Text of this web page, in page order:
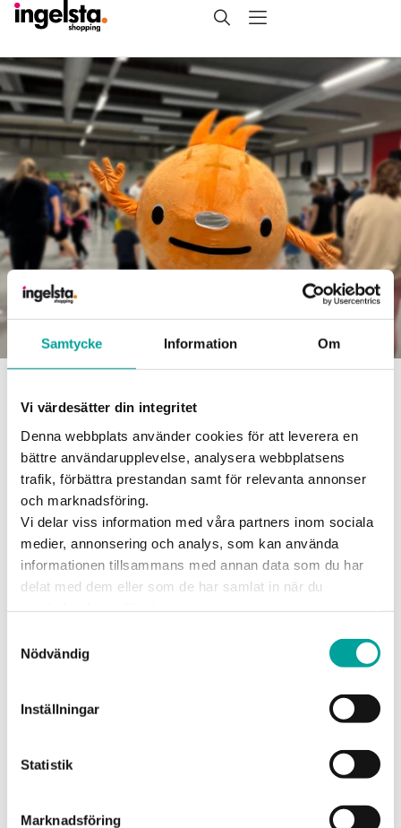
Samtycke Information Om
Vi värdesätter din integritet
Denna webbplats använder cookies för att leverera en
bättre användarupplevelse, analysera webbplatsens
trafik, förbättra prestandan samt för relevanta annonser
och marknadsföring.
Vi delar viss information med våra partners inom sociala
medier, annonsering och analys, som kan använda
informationen tillsammans med annan data som du har
delat med dem eller som de har samlat in när du
Nödvändig
Inställningar
Statistik
Marknadsföring
Publicerad10 mars 2025
Inge gympade till
förmån för
Barncancerfonden
Den 8 mars deltog Ingelsta Shoppings
maskot Inge i familjegympa på Friskis &
Svettis till förmån för Barncancerfonden.
Initiativet är en del av Friskis & Svettis årliga
träningsanläggningen i Ingelsta. Under dagen
erbjöds flera olika familjeaktiviteter, bland annat
kramas och hälsa på alla barn.